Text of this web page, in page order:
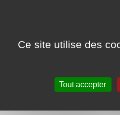
★★★★★
Ce site utilise des
Tout accepter